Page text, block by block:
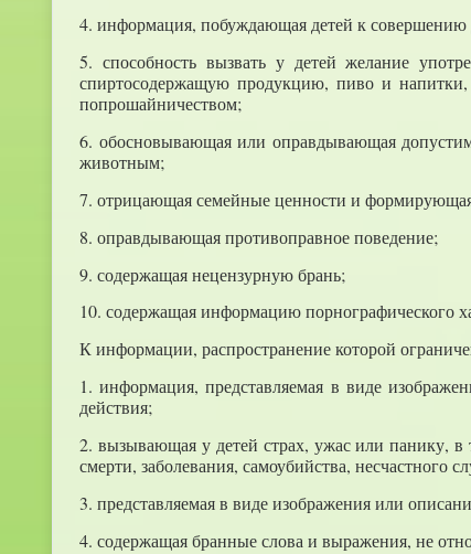
4. информация, побуждающая детей к совершению
5. способность вызвать у детей желание
спиртосодержащую продукцию, пиво и напитки,
попрошайничеством;
6. обосновывающая или оправдывающая
животным;
7. отрицающая семейные ценности и
8. оправдывающая противоправное поведение;
9. содержащая нецензурную брань;
10. содержащая информацию порнографического
К информации, распространение которой
1. информация, представляемая в виде
действия;
2. вызывающая у детей страх, ужас или панику, в
смерти, заболевания, самоубийства, несчастного
3. представляемая в виде изображения или
4. содержащая бранные слова и выражения, не